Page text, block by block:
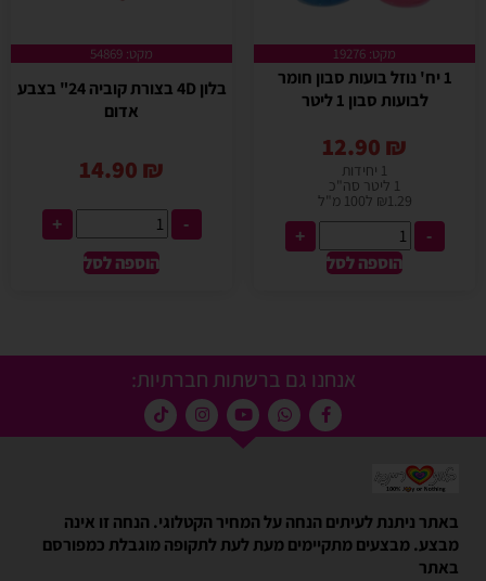
מקט: 19276
1 יח' נוזל בועות סבון חומר
לבועות סבון 1 ליטר
12.90 ₪
1 יחידות
1 ליטר סה"כ
₪1.29 ל100 מ"ל
-
+
הוספה לסל
מקט: 54869
בלון 4D בצורת קוביה 24" בצבע
אדום
14.90 ₪
-
+
הוספה לסל
אנחנו גם ברשתות חברתיות:
באתר ניתנת לעיתים הנחה על המחיר הקטלוגי. הנחה זו אינה
מבצע. מבצעים מתקיימים מעת לעת לתקופה מוגבלת כמפורסם
באתר